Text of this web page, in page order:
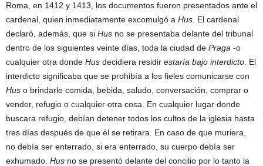
Roma, en 1412 y 1413, los documentos fueron presentados ante el
cardenal, quien inmediatamente excomulgó a Hus. El cardenal
declaró, además, que si Hus no se presentaba delante del tribunal
dentro de los siguientes veinte días, toda la ciudad de Praga -o
cualquier otra donde Hus decidiera residir estaría bajo interdicto . El
interdicto significaba que se prohibía a los fieles comunicarse con
Hus o brindarle comida, bebida, saludo, conversación, comprar o
vender, refugio o cualquier otra cosa. En cualquier lugar donde
buscara refugio, debían detener todos los cultos de la iglesia hasta
tres días después de que él se retirara. En caso de que muriera,
no debía ser enterrado, si era enterrado, su cuerpo debía ser
exhumado. Hus no se presentó delante del concilio por lo tanto la